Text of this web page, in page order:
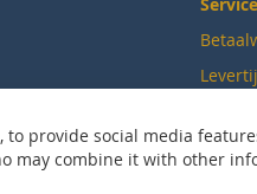
Ruilen
to provide social media
may combine it with other